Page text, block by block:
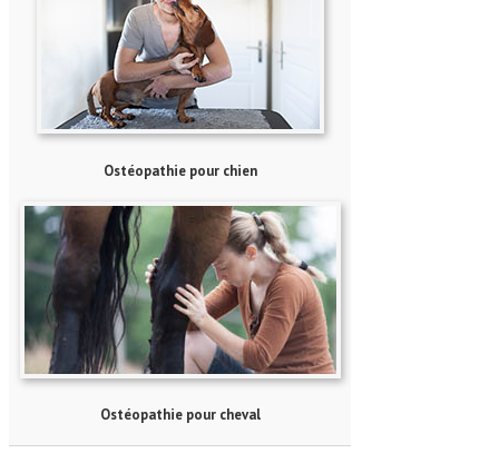
Ostéopathie pour chien
Ostéopathie pour cheval